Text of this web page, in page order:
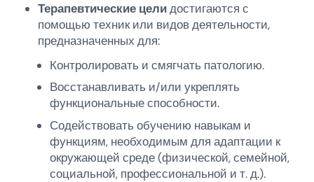
Терапевтические целидостигаются с
помощью техник или видов деятельности,
предназначенных для:
Контролировать и смягчать патологию.
Восстанавливать и/или укреплять
функциональные способности.
Содействовать обучению навыкам и
функциям, необходимым для адаптации к
окружающей среде (физической, семейной,
социальной, профессиональной и т. д.).